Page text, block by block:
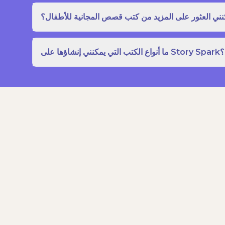
العثور على المزيد من كتب قصص المجانية للأطفال؟
ما أنواع الكتب التي يمكنني إنشاؤها على Story Spark؟